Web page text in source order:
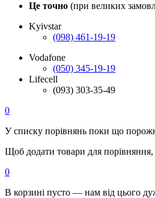
Це точно (при великих
Kyivstar
(098) 461-19-19
Vodafone
(050) 345-19-19
Lifecell
(093) 303-35-49
0
У списку порівнянь поки що
Щоб додати товари для
0
В корзині пусто — нам від цього